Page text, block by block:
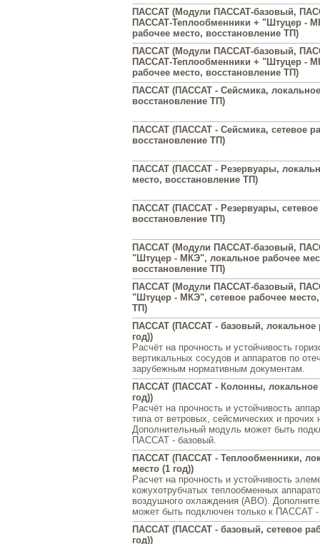
ПАССАТ (Модули ПАССАТ-базовый,
ПАССАТ-Теплообменники + "Штуцер -
рабочее место, восстановление ТП)
ПАССАТ (Модули ПАССАТ-базовый,
ПАССАТ-Теплообменники + "Штуцер -
рабочее место, восстановление ТП)
ПАССАТ (ПАССАТ - Сейсмика,
восстановление ТП)
ПАССАТ (ПАССАТ - Сейсмика, сетевое
восстановление ТП)
ПАССАТ (ПАССАТ - Резервуары,
место, восстановление ТП)
ПАССАТ (ПАССАТ - Резервуары, сетевое
восстановление ТП)
ПАССАТ (Модули ПАССАТ-базовый,
"Штуцер - МКЭ", локальное рабочее
восстановление ТП)
ПАССАТ (Модули ПАССАТ-базовый,
"Штуцер - МКЭ", сетевое рабочее
ТП)
ПАССАТ (ПАССАТ - базовый, локальное
год))
Расчёт на прочность и устойчивость
вертикальных сосудов и аппаратов по
зарубежным нормативным документам.
ПАССАТ (ПАССАТ - Колонны, локальное
год))
Расчёт на прочность и устойчивость
типа от ветровых, сейсмических и прочих
Дополнительный модуль может быть
ПАССАТ - базовый.
ПАССАТ (ПАССАТ - Теплообменники,
место (1 год))
Расчет на прочность и устойчивость
кожухотрубчатых теплообменных
воздушного охлаждения (АВО).
может быть подключен только к ПАССАТ -
ПАССАТ (ПАССАТ - базовый, сетевое
год))